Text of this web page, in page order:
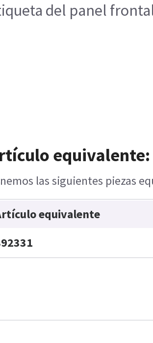
del panel
equivalente:
las siguientes piezas
equivalente